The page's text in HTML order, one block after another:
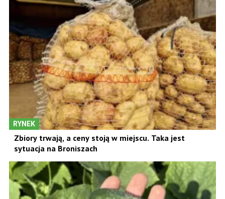
RYNEK
Zbiory trwają, a ceny stoją w miejscu. Taka jest
sytuacja na Broniszach